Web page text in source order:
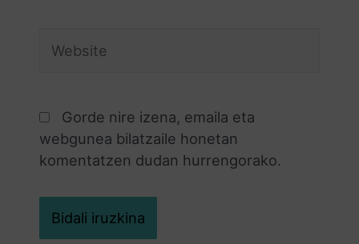
Gorde nire izena, emaila eta
webgunea bilatzaile honetan
komentatzen dudan hurrengorako.